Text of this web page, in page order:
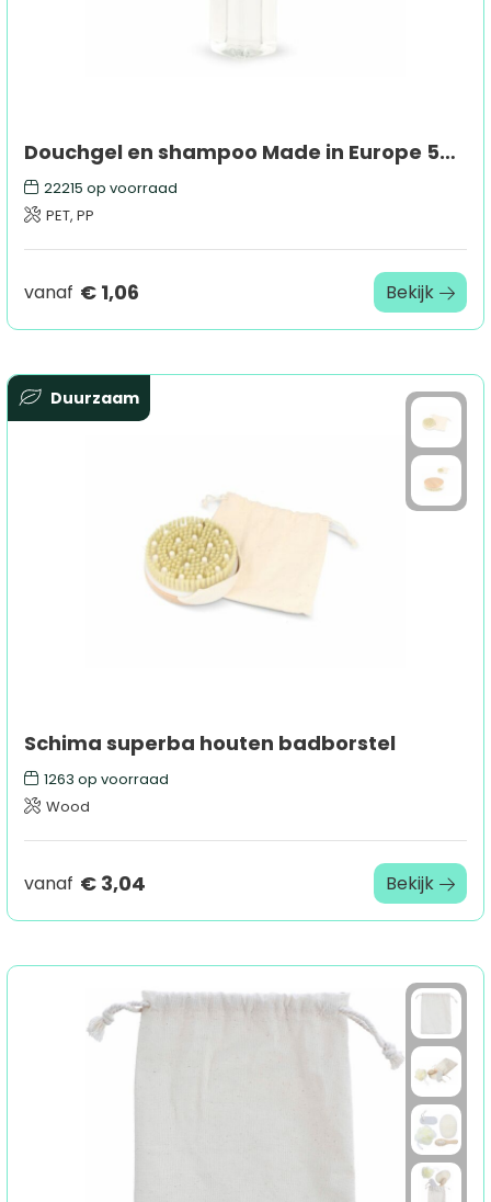
Douchgel en shampoo Made in Europe 50ml
22215 op voorraad
PET, PP
vanaf € 1,06 Bekijk
Duurzaam
Schima superba houten badborstel
1263 op voorraad
Wood
vanaf € 3,04 Bekijk